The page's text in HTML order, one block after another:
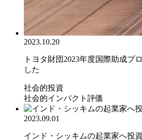
2023.10.20
トヨタ財団2023年度国際助成プ
した
社会的投資
社会的インパクト評価
2023.09.01
インド・シッキムの起業家へ投